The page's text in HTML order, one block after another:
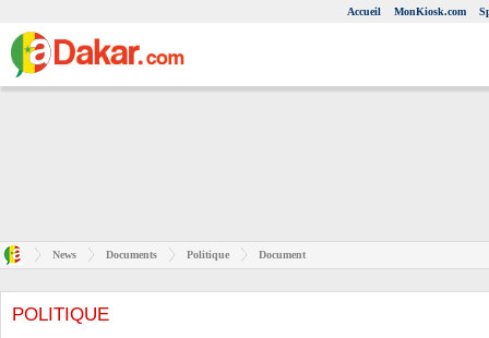
Accueil MonKiosk.com
News Documents Politique Document
POLITIQUE